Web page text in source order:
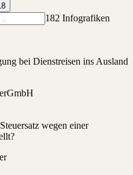
182 Infografiken
bei Dienstreisen ins Ausland
GmbH
wegen einer